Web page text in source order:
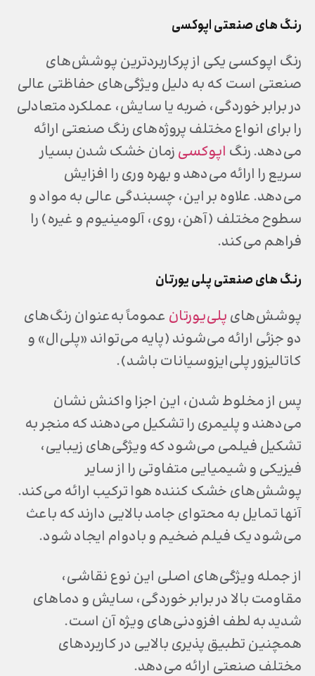
رنگ های صنعتی اپوکسی
رنگ اپوکسی یکی از پرکاربردترین پوشش‌های
صنعتی است که به دلیل ویژگی‌های حفاظتی عالی
در برابر خوردگی، ضربه یا سایش، عملکرد متعادلی
را برای انواع مختلف پروژه‌های رنگ صنعتی ارائه
می‌دهد. رنگ اپوکسیزمان خشک شدن بسیار
سریع را ارائه می‌دهد و بهره وری را افزایش
می‌‌دهد. علاوه بر این، چسبندگی عالی به مواد و
سطوح مختلف (آهن، روی، آلومینیوم و غیره) را
فراهم می‌کند.
رنگ های صنعتی پلی یورتان
پوشش‌هایپلی‌یورتان عموماً به‌عنوان رنگ‌های
دو جزئی ارائه می‌شوند (پایه می‌تواند «پلی‌ال» و
کاتالیزور پلی‌ایزوسیانات باشد).
پس از مخلوط شدن، این اجزا واکنش نشان
می‌دهند و پلیمری را تشکیل می‌دهند که منجر به
تشکیل فیلمی می‌شود که ویژگی‌های زیبایی،
فیزیکی و شیمیایی متفاوتی را از سایر
پوشش‌های خشک کننده هوا ترکیب ارائه می‌کند.
آنها تمایل به محتوای جامد بالایی دارند که باعث
می‌شود یک فیلم ضخیم و بادوام ایجاد شود.
از جمله ویژگی‌های اصلی این نوع نقاشی،
مقاومت بالا در برابر خوردگی، سایش و دماهای
شدید به لطف افزودنی‌های ویژه آن است.
همچنین تطبیق پذیری بالایی در کاربردهای
مختلف صنعتی ارائه می‌دهد.